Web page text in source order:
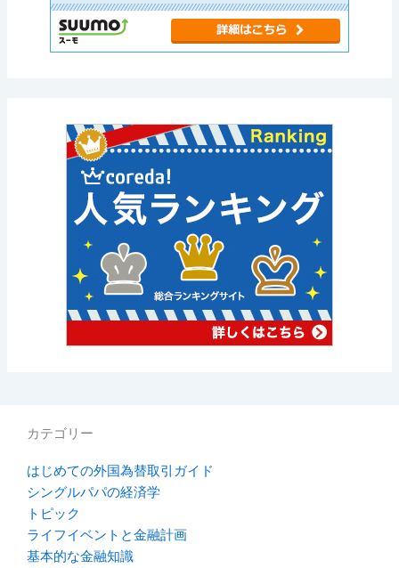
カテゴリー
はじめての外国為替取引ガイド
シングルパパの経済学
トピック
ライフイベントと金融計画
基本的な金融知識